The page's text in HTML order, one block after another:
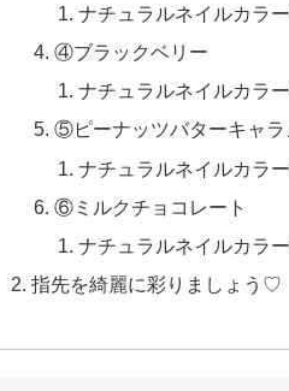
ナチュラルネイルカラ
④ブラックベリー
ナチュラルネイルカラ
⑤ピーナッツバターキャラ
ナチュラルネイルカラ
⑥ミルクチョコレート
ナチュラルネイルカラ
指先を綺麗に彩りましょう♡